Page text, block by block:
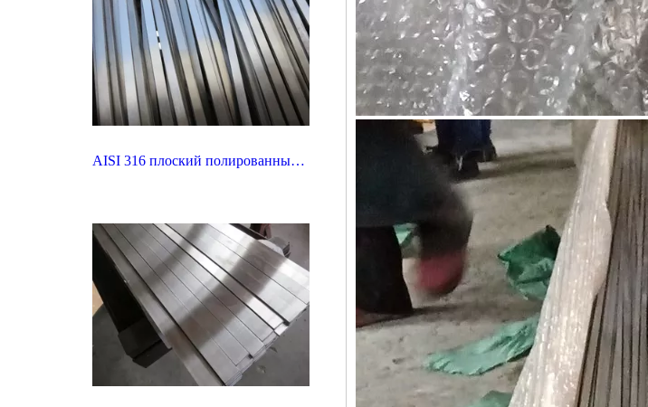
AISI 316 плоский полированный холоднотянутый нержавеющий стальной стержень